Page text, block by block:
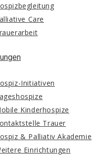
Care
Initiativen
Kinderhospize
Trauer
& Palliativ Akademie
Einrichtungen